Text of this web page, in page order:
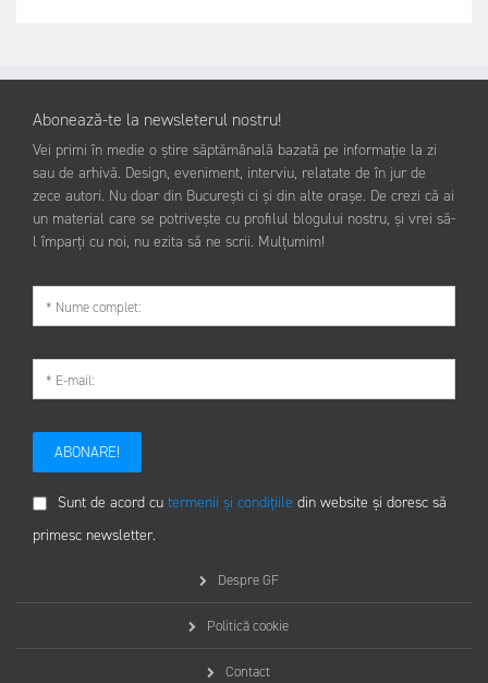
Abonează-te la newsleterul nostru!
Vei primi în medie o știre săptămânală bazată pe informație la zi
sau de arhivă. Design, eveniment, interviu, relatate de în jur de
zece autori. Nu doar din București ci și din alte orașe. De crezi că ai
un material care se potrivește cu profilul blogului nostru, și vrei să-
l împarți cu noi, nu ezita să ne scrii. Mulțumim!
ABONARE!
Sunt de acord cu termenii și condițiile din website și doresc să
primesc newsletter.
Despre GF
Politică cookie
Contact